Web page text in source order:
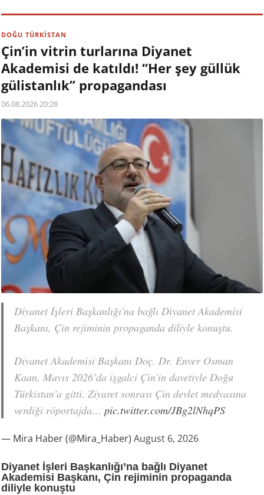
DOĞU TÜRKİSTAN
Çin’in vitrin turlarına Diyanet
Akademisi de katıldı! “Her şey güllük
gülistanlık” propagandası
06.08.2026 20:28
Diyanet İşleri Başkanlığı'na bağlı Diyanet Akademisi
Başkanı, Çin rejiminin propaganda diliyle konuştu.
Diyanet Akademisi Başkanı Doç. Dr. Enver Osman
Kaan, Mayıs 2026’da işgalci Çin'in davetiyle Doğu
Türkistan'a gitti. Ziyaret sonrası Çin devlet medyasına
verdiği röportajda…pic.twitter.com/JBg2lNhqPS
— Mira Haber (@Mira_Haber)August 6, 2026
Diyanet İşleri Başkanlığı’na bağlı Diyanet
Akademisi Başkanı, Çin rejiminin propaganda
diliyle konuştu